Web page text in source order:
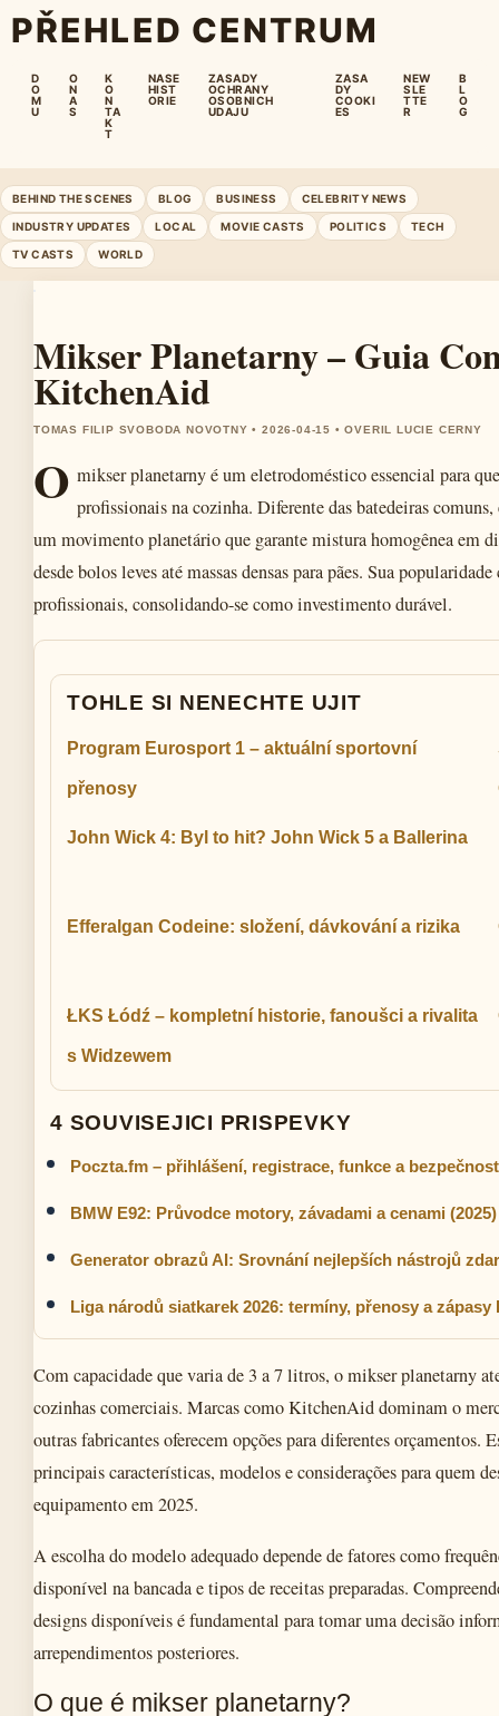
PŘEHLED CENTRUM
D
O
M
U
O
N
A
S
K
O
N
TA
K
T
NASE
HIST
ORIE
ZASADY
OCHRANY
OSOBNICH
UDAJU
ZASA
DY
COOKI
ES
NEW
SLE
TTE
R
B
L
O
G
BEHIND THE SCENES BLOG BUSINESS CELEBRITY NEWS
INDUSTRY UPDATES LOCAL MOVIE CASTS POLITICS TECH
TV CASTS WORLD
Mikser Planetarny – Guia
KitchenAid
TOMAS FILIP SVOBODA NOVOTNY • 2026-04-15 • OVERIL LUCIE CERNY
O mikser planetarny é um eletrodoméstico essencial para
profissionais na cozinha. Diferente das batedeiras
um movimento planetário que garante mistura homogênea em
desde bolos leves até massas densas para pães. Sua
profissionais, consolidando-se como investimento durável.
TOHLE SI NENECHTE UJIT
Program Eurosport 1 – aktuální sportovní
přenosy
John Wick 4: Byl to hit? John Wick 5 a Ballerina
Efferalgan Codeine: složení, dávkování a rizika
ŁKS Łódź – kompletní historie, fanoušci a rivalita
s Widzewem
4 SOUVISEJICI PRISPEVKY
Poczta.fm – přihlášení, registrace, funkce a bezpečnost
BMW E92: Průvodce motory, závadami a cenami (2025)
Generator obrazů AI: Srovnání nejlepších nástrojů
Liga národů siatkarek 2026: termíny, přenosy a zápasy
Com capacidade que varia de 3 a 7 litros, o mikser planetarny
cozinhas comerciais. Marcas como KitchenAid dominam o
outras fabricantes oferecem opções para diferentes orçamentos.
principais características, modelos e considerações para quem
equipamento em 2025.
A escolha do modelo adequado depende de fatores como
disponível na bancada e tipos de receitas preparadas.
designs disponíveis é fundamental para tomar uma decisão
arrependimentos posteriores.
O que é mikser planetarny?